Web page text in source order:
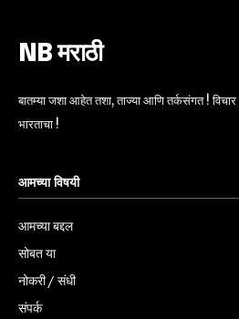
NB मराठी
बातम्या जशा आहेत तशा, ताज्या आणि तर्कसंगत !
भारताचा !
आमच्या विषयी
आमच्या बद्दल
सोबत या
नोकरी / संधी
संपर्क